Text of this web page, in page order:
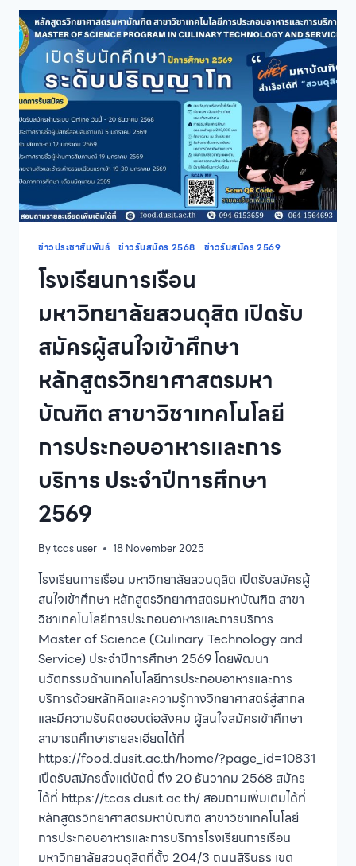
มหาวิทยาลัย
สวนดุสิต
เปิด
รับ
สมัคร
ผู้
สนใจ
เข้า
ศึกษา
หลักสูตร
นิติ
ศาสตร
ภาค
เวลา
รุ่น
7
ข่าวประชาสัมพันธ์ | ข่าวรับสมัคร 2568 | ข่าวรับสมัคร 2569
โรงเรียนการเรือน
มหาวิทยาลัยสวนดุสิต เปิดรับ
สมัครผู้สนใจเข้าศึกษา
หลักสูตรวิทยาศาสตรมหา
บัณฑิต สาขาวิชาเทคโนโลยี
การประกอบอาหารและการ
บริการ ประจำปีการศึกษา
2569
Bytcas user 18 November 2025
โรงเรียนการเรือน มหาวิทยาลัยสวนดุสิต เปิดรับสมัครผู้
สนใจเข้าศึกษา หลักสูตรวิทยาศาสตรมหาบัณฑิต สาขา
วิชาเทคโนโลยีการประกอบอาหารและการบริการ
Master of Science (Culinary Technology and
Service) ประจำปีการศึกษา 2569 โดยพัฒนา
นวัตกรรมด้านเทคโนโลยีการประกอบอาหารและการ
บริการด้วยหลักคิดและความรู้ทางวิทยาศาสตร์สู่สากล
และมีความรับผิดชอบต่อสังคม ผู้สนใจสมัครเข้าศึกษา
สามารถศึกษารายละเอียดได้ที่
https://food.dusit.ac.th/home/?page_id=10831
เปืดรับสมัครตั้งแต่บัดนี้ ถึง 20 ธันวาคม 2568 สมัคร
ได้ที่ https://tcas.dusit.ac.th/ สอบถามเพิ่มเติมได้ที่
หลักสูตรวิทยาศาสตรมหาบัณฑิต สาขาวิชาเทคโนโลยี
การประกอบอาหารและการบริการโรงเรียนการเรือน
มหาวิทยาลัยสวนดุสิตที่ตั้ง 204/3 ถนนสิรินธร เขต